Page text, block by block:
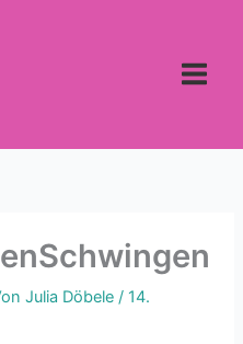
Julia Döbele/14.